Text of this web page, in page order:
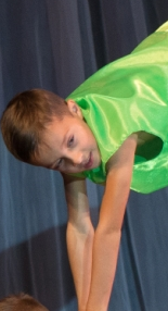
Новости
ГКЦ